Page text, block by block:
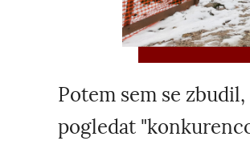
Potem sem se
pogledat